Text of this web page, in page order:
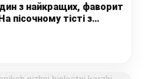
з найкращих, фаворит
пісочному тісті з
зі згущеним